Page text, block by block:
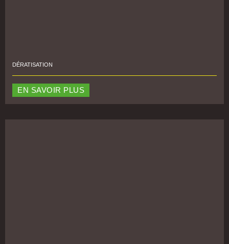
DÉRATISATION
EN SAVOIR PLUS